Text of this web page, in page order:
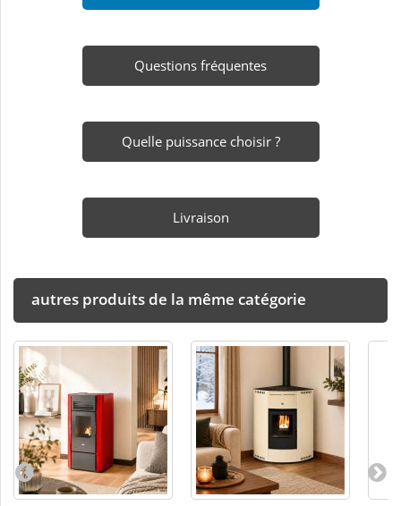
Questions fréquentes
Quelle puissance choisir ?
Livraison
autres produits de la même catégorie